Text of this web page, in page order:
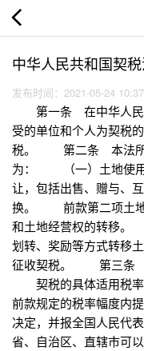
中华人民共和国契
发布时间：2021-05-24
第一条 在中华人民
受的单位和个人为契税
税。 第二条 本法所
为： （一）土地使
让，包括出售、赠与
换。 前款第二项土地
和土地经营权的转移。
划转、奖励等方式转移
征收契税。 第三条 契
契税的具体适用税率
前款规定的税率幅度内
决定，并报全国人民
省、自治区、直辖市可